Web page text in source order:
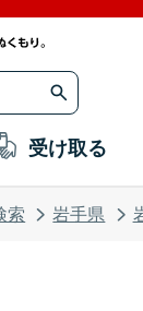
受け取る
索 岩手県